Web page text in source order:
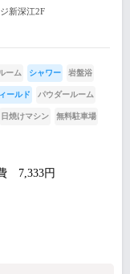
ージ新深江2F
ーム シャワー 岩盤浴
ールド パウダールーム
日焼けマシン 無料駐車場
7,333円